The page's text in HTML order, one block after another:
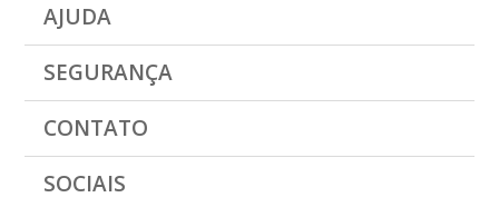
AJUDA
SEGURANÇA
CONTATO
SOCIAIS